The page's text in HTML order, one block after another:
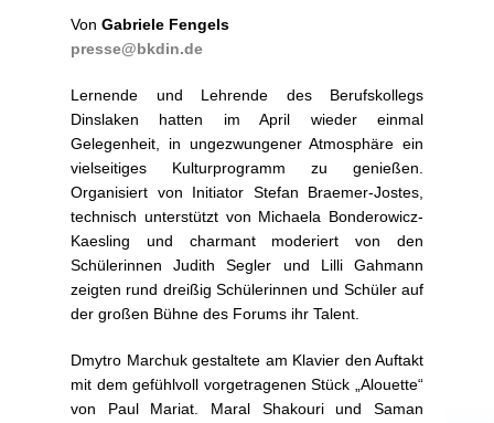
Von Gabriele Fengels
presse@bkdin.de
Lernende und Lehrende des Berufskollegs
Dinslaken hatten im April wieder einmal
Gelegenheit, in ungezwungener Atmosphäre ein
vielseitiges Kulturprogramm zu genießen.
Organisiert von Initiator Stefan Braemer-Jostes,
technisch unterstützt von Michaela Bonderowicz-
Kaesling und charmant moderiert von den
Schülerinnen Judith Segler und Lilli Gahmann
zeigten rund dreißig Schülerinnen und Schüler auf
der großen Bühne des Forums ihr Talent.
Dmytro Marchuk gestaltete am Klavier den Auftakt
mit dem gefühlvoll vorgetragenen Stück „Alouette“
von Paul Mariat. Maral Shakouri und Saman